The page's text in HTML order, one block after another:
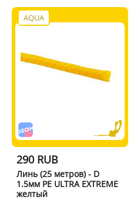
AQUA
290 RUB
Линь (25 метров) - D
1.5мм PE ULTRA EXTREME
желтый